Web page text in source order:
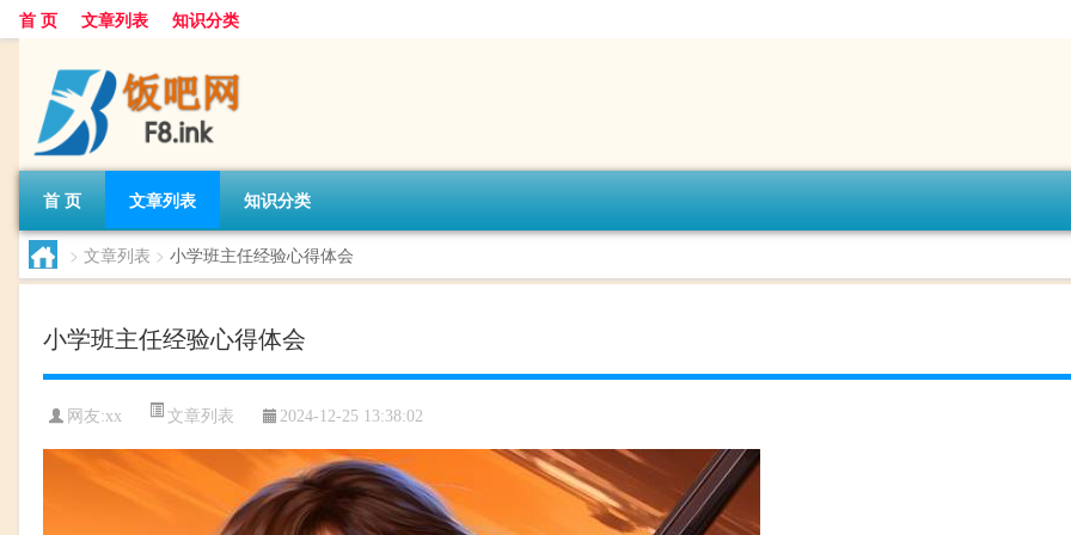
首 页 文章列表 知识分类
首 页 文章列表 知识分类
> 文章列表 > 小学班主任经验心得体会
小学班主任经验心得体会
网友:xx 文章列表 2024-12-25 13:38:02